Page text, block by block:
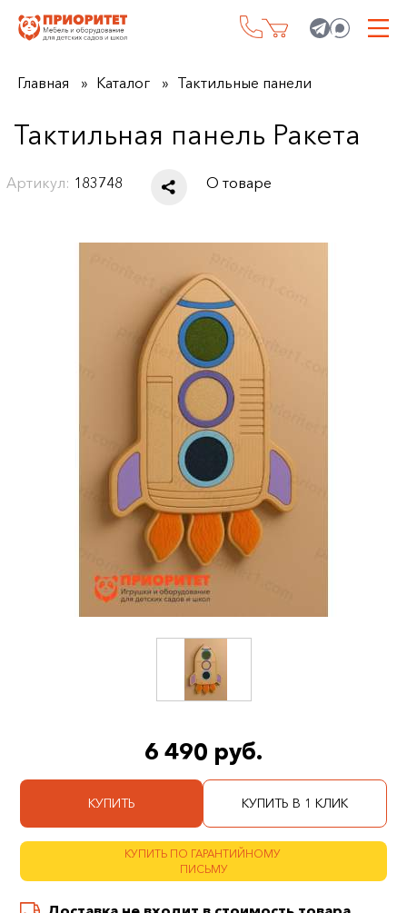
Главная Каталог Тактильные панели
Тактильная панель Ракета
Артикул: 183748 О товаре
6 490 руб.
КУПИТЬ КУПИТЬ В 1 КЛИК
КУПИТЬ ПО ГАРАНТИЙНОМУ
ПИСЬМУ